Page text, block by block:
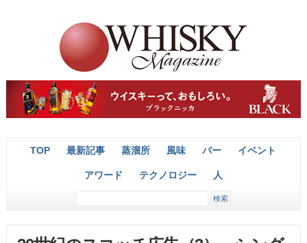
TOP 最新記事 蒸溜所 風味 バー イベント
アワード テクノロジー 人